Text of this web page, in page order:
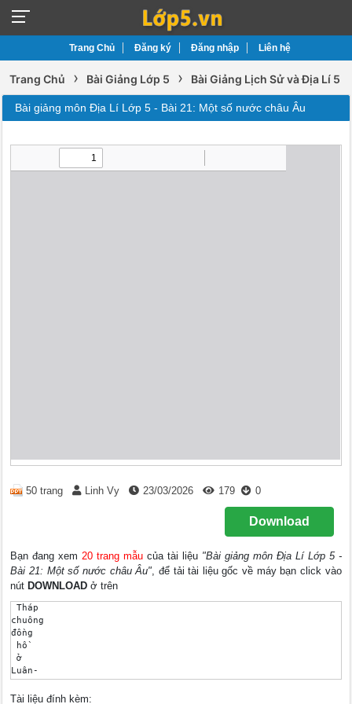
Trang Chủ Đăng ký Đăng nhập Liên hệ
Trang Chủ › Bài Giảng Lớp 5 › Bài Giảng Lịch Sử và Địa Lí 5
Bài giảng môn Địa Lí Lớp 5 - Bài 21: Một số nước châu Âu
50 trang Linh Vy 23/03/2026 179 0
Download
Bạn đang xem20 trang mẫu của tài liệu "Bài giảng môn Địa Lí Lớp 5 -
Bài 21: Một số nước châu Âu", để tải tài liệu gốc về máy bạn click vào
nút DOWNLOAD ở trên
Tháp
chuông
đồng
hồ
ở
Luân-
Thủ đô
Tài liệu đính kèm: